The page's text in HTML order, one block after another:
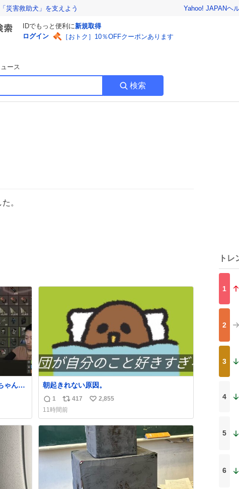
災害救助犬」を支えよう Yahoo! JAPANヘ
IDでもっと便利に新規取得
ログイン
［おトク］10％OFFクーポンあります
ース
検索
。
ゃんの
て崩
朝起きれない原因。
返
信
数
1
リ
ポ
ス
数
417
い
ね
数
2,855
11時間前
トレ
1
2
3
4
5
6